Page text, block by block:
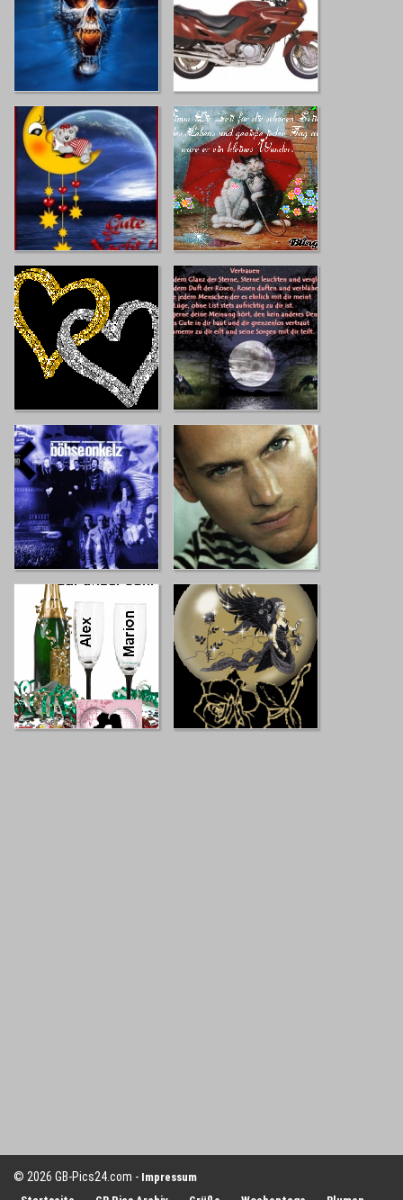
© 2026 GB-Pics24.com - Impressum